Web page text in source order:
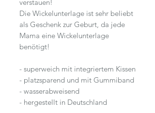
verstauen!
Die Wickelunterlage ist sehr beliebt
als Geschenk zur Geburt, da jede
Mama eine Wickelunterlage
benötigt!
- superweich mit integriertem Kissen
- platzsparend und mit Gummiband
- wasserabweisend
- hergestellt in Deutschland